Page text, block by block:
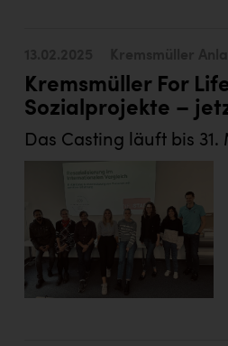
Kremsmüller For
Sozialprojekte –
Das Casting läuft bis 31.